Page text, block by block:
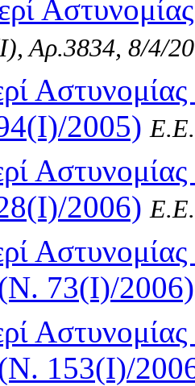
Αρ.3834, 8/4/
2005)
2006)
73(I)/2006)
153(I)/